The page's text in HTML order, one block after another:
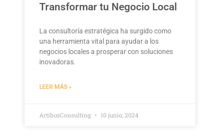
Transformar tu Negocio Local
La consultoría estratégica ha surgido como
una herramienta vital para ayudar a los
negocios locales a prosperar con soluciones
inovadoras.
LEER MÁS »
ArtibusConsulting 10 junio, 2024